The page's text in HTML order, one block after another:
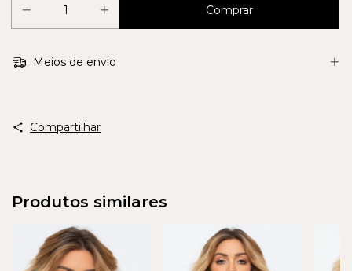
Meios de envio
Compartilhar
Produtos similares